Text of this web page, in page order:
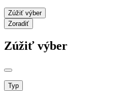
Zúžiť výber
Zoradiť
Zúžiť výber
Typ